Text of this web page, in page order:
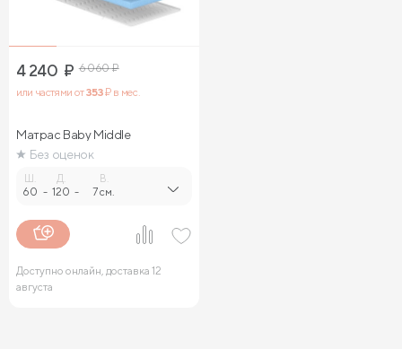
4 240 ₽ 6 060₽
или частями от353₽ в мес.
Матрас Baby Middle
Без оценок
60 -
Д.
120 -
В.
7 см.
Доступно онлайн, доставка 12
августа